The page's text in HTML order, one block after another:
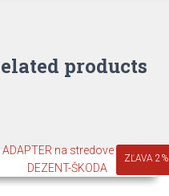
products
ZĽAVA 2%